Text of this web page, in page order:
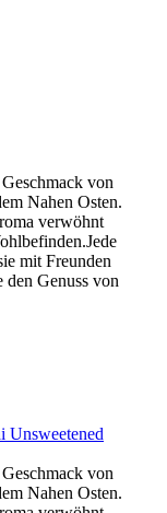
von
Nahen Osten.
verwöhnt
mit Freunden
Genuss von
von
Nahen Osten.